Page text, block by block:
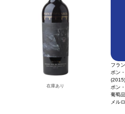
究心を満たすように、彩られた塊が烈火し混
在庫あり
フラ
ポン
(2015)
ポン
葡萄
メル